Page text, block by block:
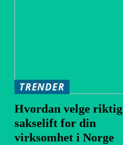
TRENDER
Hvordan velge riktig
sakselift for din
virksomhet i Norge